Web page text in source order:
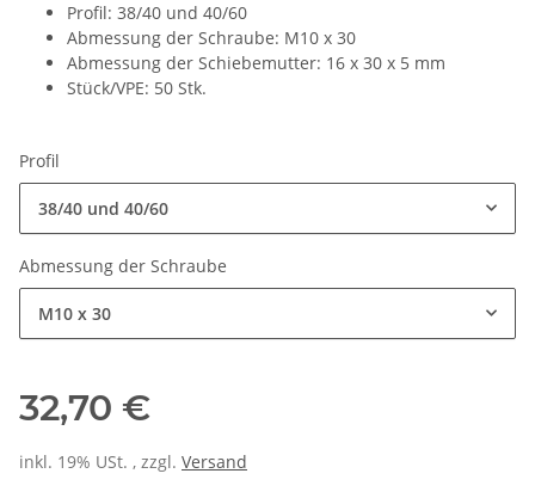
Profil: 38/40 und 40/60
Abmessung der Schraube: M10 x 30
Abmessung der Schiebemutter: 16 x 30 x 5 mm
Stück/VPE: 50 Stk.
Profil
38/40 und 40/60
Abmessung der Schraube
M10 x 30
32,70 €
inkl. 19% USt. , zzgl. Versand